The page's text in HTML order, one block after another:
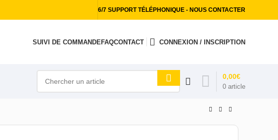
6/7 SUPPORT TÉLÉPHONIQUE - NOUS CONTACTER
SUIVI DE COMMANDEFAQCONTACT CONNEXION / INSCRIPTION
0 article
0,00€